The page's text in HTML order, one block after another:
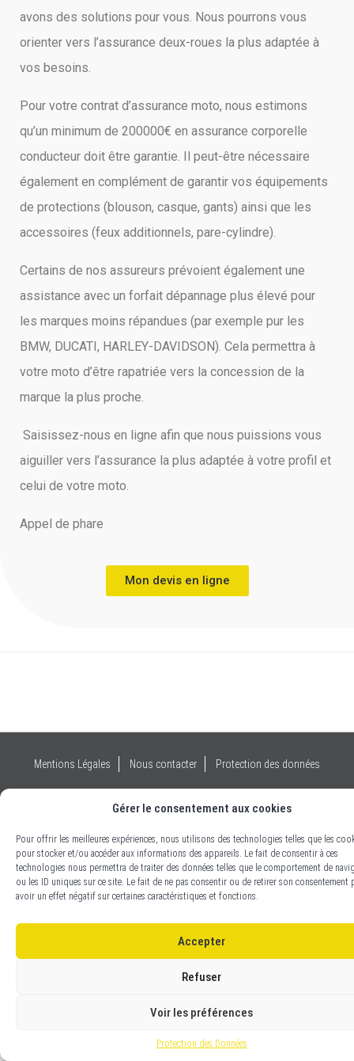
Gérer le consentement aux cookies
Pour offrir les meilleures expériences, nous utilisons des technologies telles que les
pour stocker et/ou accéder aux informations des appareils. Le fait de consentir à ces
technologies nous permettra de traiter des données telles que le comportement de
ou les ID uniques sur ce site. Le fait de ne pas consentir ou de retirer son consentement
avoir un effet négatif sur certaines caractéristiques et fonctions.
Accepter
Refuser
Voir les préférences
Protection des Données
avons des solutions pour vous. Nous pourrons vous
orienter vers l’assurance deux-roues la plus adaptée à
vos besoins.
Pour votre contrat d’assurance moto, nous estimons
qu’un minimum de 200000€ en assurance corporelle
conducteur doit être garantie. Il peut-être nécessaire
également en complément de garantir vos équipements
de protections (blouson, casque, gants) ainsi que les
accessoires (feux additionnels, pare-cylindre).
Certains de nos assureurs prévoient également une
assistance avec un forfait dépannage plus élevé pour
les marques moins répandues (par exemple pur les
BMW, DUCATI, HARLEY-DAVIDSON). Cela permettra à
votre moto d’être rapatriée vers la concession de la
marque la plus proche.
Saisissez-nous en ligne afin que nous puissions vous
aiguiller vers l’assurance la plus adaptée à votre profil et
celui de votre moto.
Appel de phare
Mon devis en ligne
Mentions Légales Nous contacter Protection des données
Copyright 2019 Lafouine Assurances. Réalisé par
C3.pub Communication
Globale Innovante. Tous droits réservés.